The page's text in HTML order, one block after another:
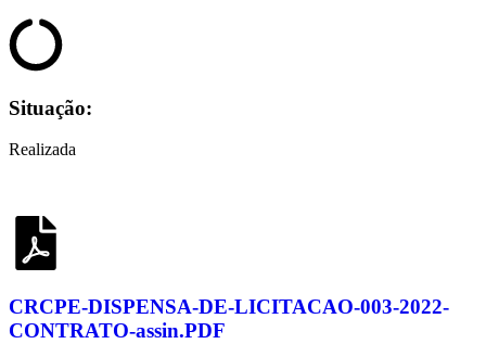
Situação:
Realizada
CRCPE-DISPENSA-DE-LICITACAO-003-2022-
CONTRATO-assin.PDF